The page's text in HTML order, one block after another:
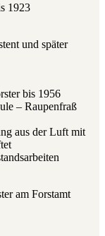
und später
bis 1956
Luft mit
Forstamt